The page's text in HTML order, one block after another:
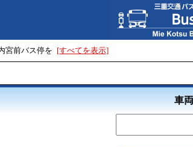
宮前バス停を [すべてを表示]
車